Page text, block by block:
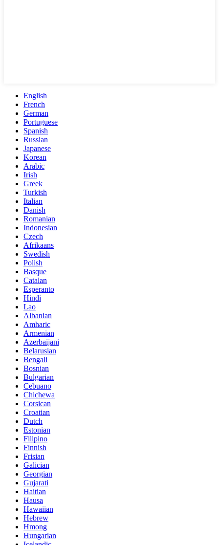
English
French
German
Portuguese
Spanish
Russian
Japanese
Korean
Arabic
Irish
Greek
Turkish
Italian
Danish
Romanian
Indonesian
Czech
Afrikaans
Swedish
Polish
Basque
Catalan
Esperanto
Hindi
Lao
Albanian
Amharic
Armenian
Azerbaijani
Belarusian
Bengali
Bosnian
Bulgarian
Cebuano
Chichewa
Corsican
Croatian
Dutch
Estonian
Filipino
Finnish
Frisian
Galician
Georgian
Gujarati
Haitian
Hausa
Hawaiian
Hebrew
Hmong
Hungarian